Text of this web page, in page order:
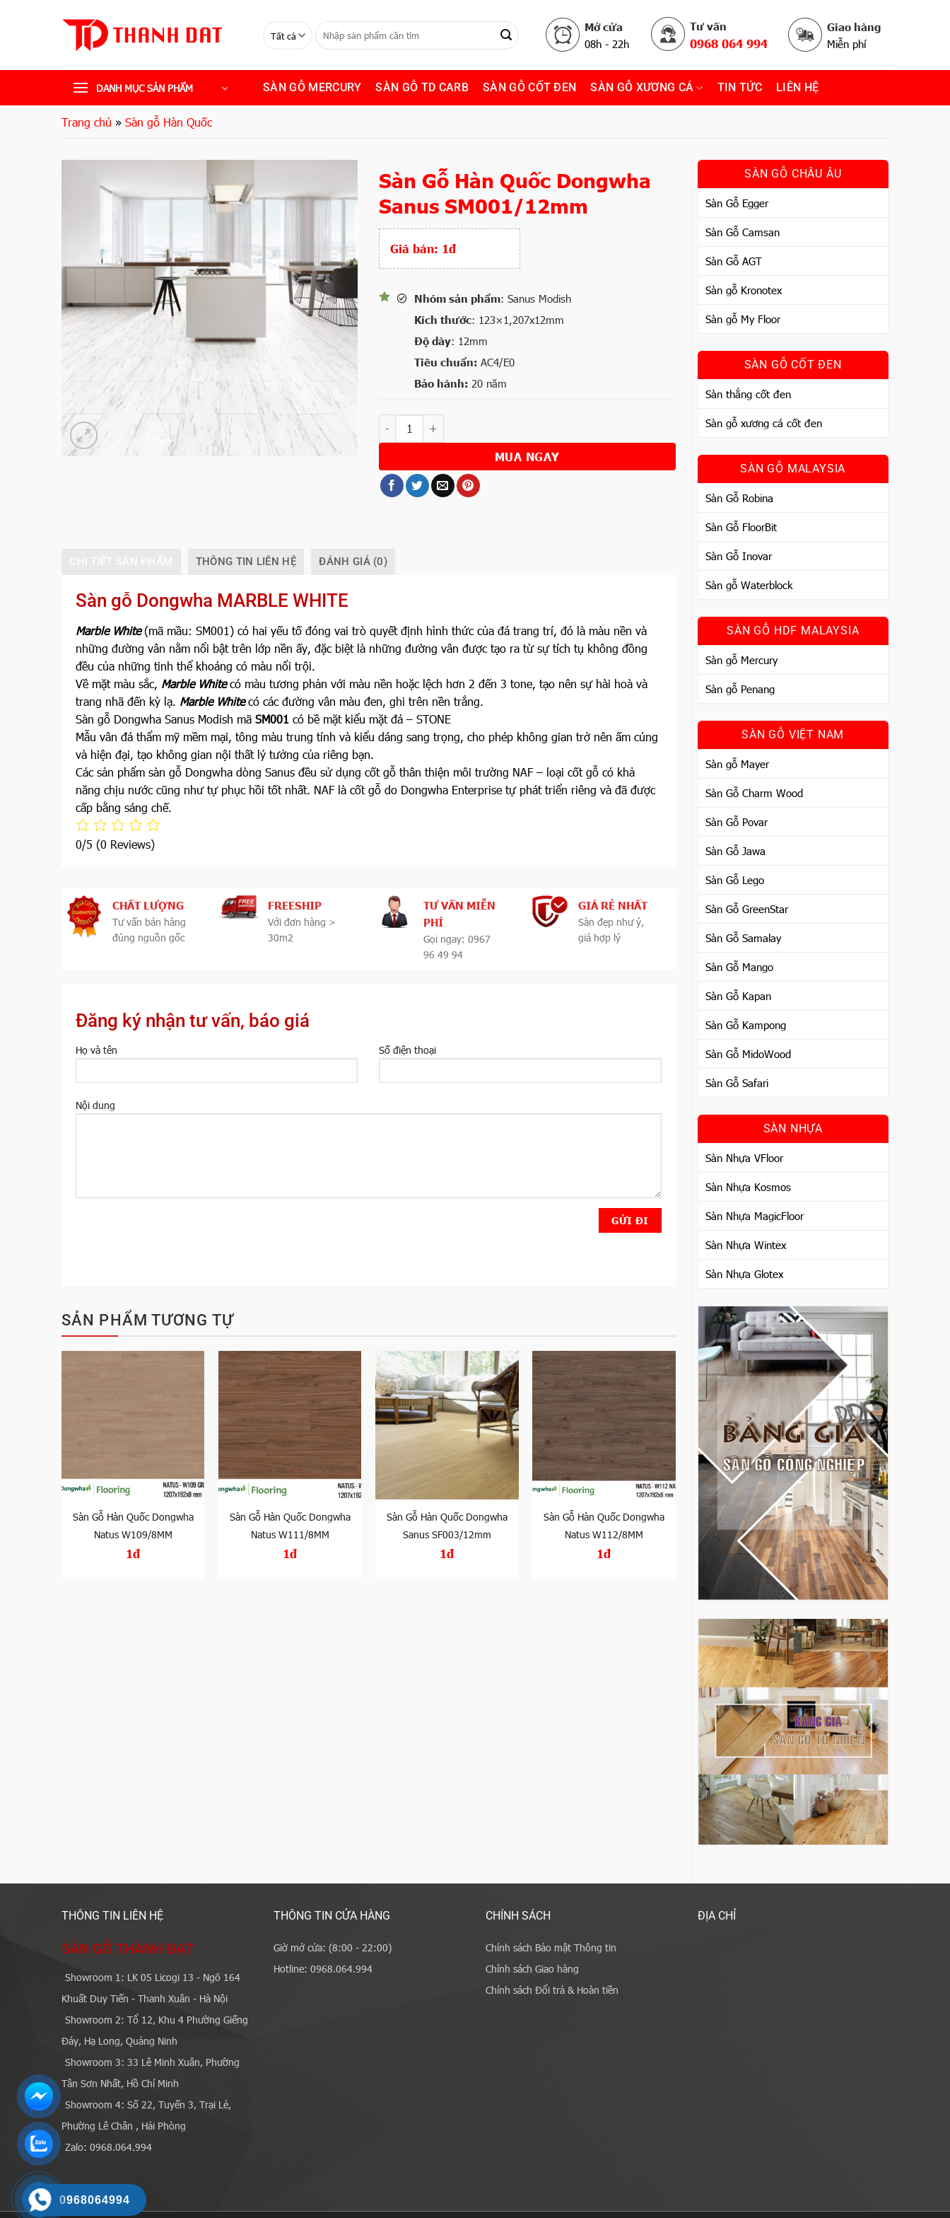
Mở cửa
08h - 22h
Tư vấn
0968 064 994
Giao hàng
Miễn phí
DANH MỤC SẢN PHẨM SÀN GỖ MERCURY SÀN GỖ TD CARB SÀN GỖ CỐT ĐEN SÀN GỖ XƯƠNG CÁ TIN TỨC LIÊN HỆ
Trang chủ » Sàn gỗ Hàn Quốc
SÀN GỖ CHÂU ÂU
Sàn Gỗ Egger
Sàn Gỗ Camsan
Sàn Gỗ AGT
Sàn gỗ Kronotex
Sàn gỗ My Floor
SÀN GỖ CỐT ĐEN
Sàn thẳng cốt đen
Sàn gỗ xương cá cốt đen
SÀN GỖ MALAYSIA
Sàn Gỗ Robina
Sàn Gỗ FloorBit
Sàn Gỗ Inovar
Sàn gỗ Waterblock
SÀN GỖ HDF MALAYSIA
Sàn gỗ Mercury
Sàn gỗ Penang
SÀN GỖ VIỆT NAM
Sàn gỗ Mayer
Sàn Gỗ Charm Wood
Sàn Gỗ Povar
Sàn Gỗ Jawa
Sàn Gỗ Lego
Sàn Gỗ GreenStar
Sàn Gỗ Samalay
Sàn Gỗ Mango
Sàn Gỗ Kapan
Sàn Gỗ Kampong
Sàn Gỗ MidoWood
Sàn Gỗ Safari
SÀN NHỰA
Sàn Nhựa VFloor
Sàn Nhựa Kosmos
Sàn Nhựa MagicFloor
Sàn Nhựa Wintex
Sàn Nhựa Glotex
Sàn Gỗ Hàn Quốc Dongwha
Sanus SM001/12mm
Giá bán: 1đ
Nhóm sản phẩm: Sanus Modish
Kích thước: 123×1,207x12mm
Độ dày: 12mm
Tiêu chuẩn: AC4/E0
Bảo hành: 20 năm
Số lượng
MUA NGAY
THÔNG TIN LIÊN HỆ ĐÁNH GIÁ (0)
Sàn gỗ Dongwha MARBLE WHITE
Marble White(mã mầu: SM001) có hai yếu tố đóng vai trò quyết định hình thức của đá trang trí, đó là màu nền và
những đường vân nằm nổi bật trên lớp nền ấy, đặc biệt là những đường vân được tạo ra từ sự tích tụ không đồng
đều của những tinh thể khoáng có màu nổi trội.
Về mặt màu sắc, Marble Whitecó màu tương phản với màu nền hoặc lệch hơn 2 đến 3 tone, tạo nên sự hài hoà và
trang nhã đến kỳ lạ. Marble Whitecó các đường vân màu đen, ghi trên nền trắng.
Sàn gỗ Dongwha Sanus Modish mã SM001 có bề mặt kiểu mặt đá – STONE
Mẫu vân đá thẩm mỹ mềm mại, tông màu trung tính và kiểu dáng sang trọng, cho phép không gian trở nên ấm cúng
và hiện đại, tạo không gian nội thất lý tưởng của riêng bạn.
Các sản phẩm sàn gỗ Dongwha dòng Sanus đều sử dụng cốt gỗ thân thiện môi trường NAF – loại cốt gỗ có khả
năng chịu nước cũng như tự phục hồi tốt nhất. NAF là cốt gỗ do Dongwha Enterprise tự phát triển riêng và đã được
cấp bằng sáng chế.
0/5 (0 Reviews)
CHẤT LƯỢNG
Tư vấn bán hàng
đúng nguồn gốc
FREESHIP
Với đơn hàng >
30m2
TƯ VẤN MIỄN
PHÍ
Gọi ngay: 0967
96 49 94
GIÁ RẺ NHẤT
Sàn đẹp như ý,
giá hợp lý
Đăng ký nhận tư vấn, báo giá
Họ và tên Số điện thoại
Nội dung
SẢN PHẨM TƯƠNG TỰ
Sàn Gỗ Hàn Quốc Dongwha
Natus W109/8MM
1đ
Sàn Gỗ Hàn Quốc Dongwha
Natus W111/8MM
1đ
Sàn Gỗ Hàn Quốc Dongwha
Sanus SF003/12mm
1đ
Sàn Gỗ Hàn Quốc Dongwha
Natus W112/8MM
1đ
THÔNG TIN LIÊN HỆ
SÀN GỖ THÀNH ĐẠT
Showroom 1: LK 05 Licogi 13 - Ngõ 164
Khuất Duy Tiến - Thanh Xuân - Hà Nội
Showroom 2: Tổ 12, Khu 4 Phường Giếng
Đáy, Hạ Long, Quảng Ninh
Showroom 3: 33 Lê Minh Xuân, Phường
Tân Sơn Nhất, Hồ Chí Minh
Showroom 4: Số 22, Tuyến 3, Trại Lẻ,
Phường Lê Chân , Hải Phòng
Zalo: 0968.064.994
THÔNG TIN CỬA HÀNG
Giờ mở cửa: (8:00 - 22:00)
Hotline: 0968.064.994
CHÍNH SÁCH
Chính sách Bảo mật Thông tin
Chính sách Giao hàng
Chính sách Đổi trả & Hoàn tiền
ĐỊA CHỈ
0968064994